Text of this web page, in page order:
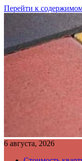
Перейти к
6 августа, 2026